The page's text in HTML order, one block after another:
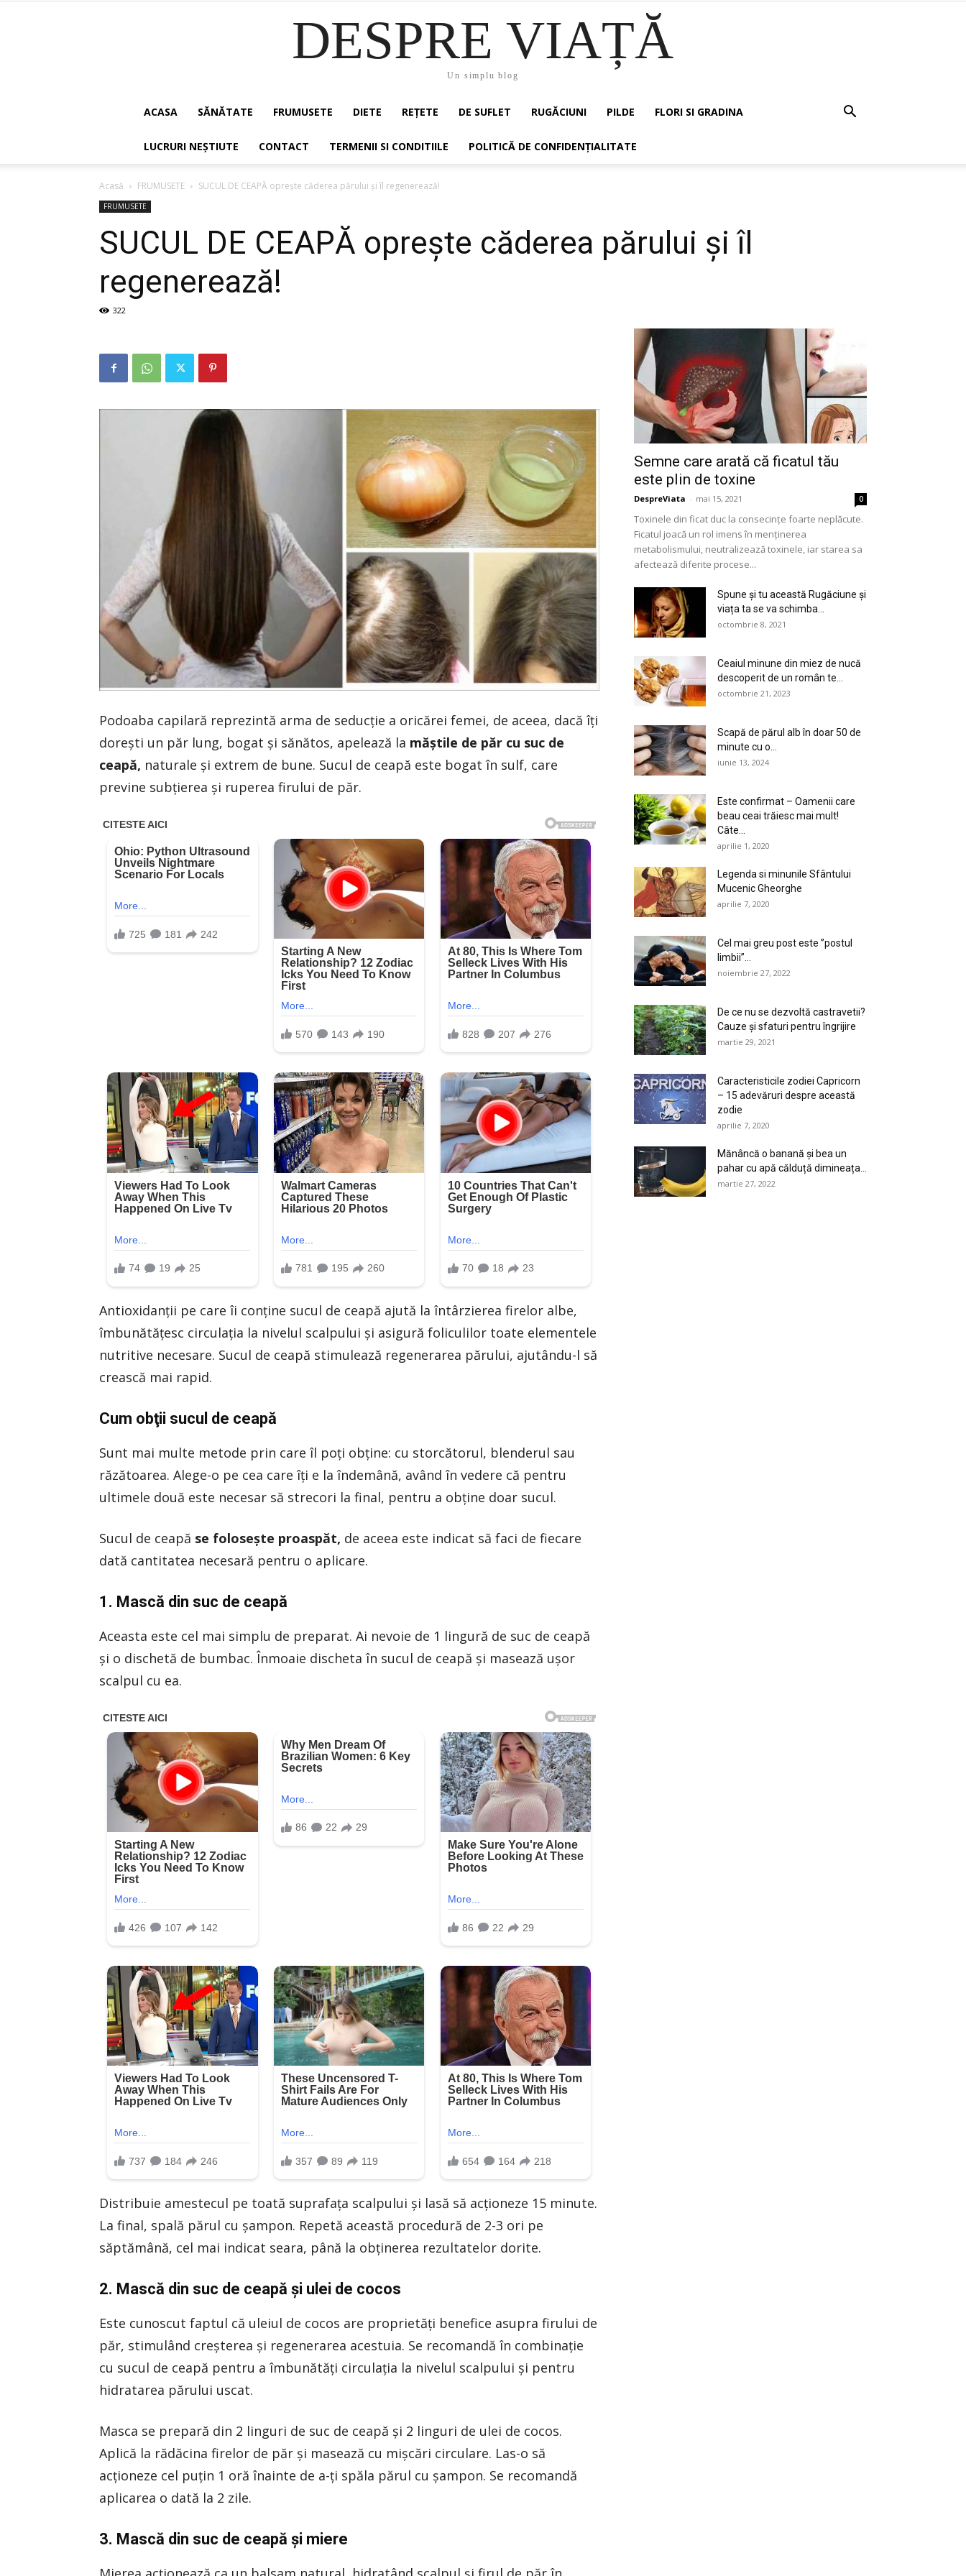
DESPRE VIAȚĂ
Un simplu blog
ACASA SĂNĂTATE FRUMUSETE DIETE REȚETE DE SUFLET RUGĂCIUNI PILDE FLORI SI GRADINA
LUCRURI NEȘTIUTE CONTACT TERMENII SI CONDITIILE POLITICĂ DE CONFIDENȚIALITATE
Acasă FRUMUSETE SUCUL DE CEAPĂ opreşte căderea părului şi îl regenerează!
FRUMUSETE
SUCUL DE CEAPĂ opreşte căderea părului şi îl
regenerează!
322
Podoaba capilară reprezintă arma de seducţie a oricărei femei, de aceea, dacă îţi
doreşti un păr lung, bogat şi sănătos, apelează la măştile de păr cu suc de
ceapă, naturale şi extrem de bune. Sucul de ceapă este bogat în sulf, care
previne subţierea şi ruperea firului de păr.
Antioxidanţii pe care îi conţine sucul de ceapă ajută la întârzierea firelor albe,
îmbunătăţesc circulaţia la nivelul scalpului şi asigură foliculilor toate elementele
nutritive necesare. Sucul de ceapă stimulează regenerarea părului, ajutându-l să
crească mai rapid.
Cum obţii sucul de ceapă
Sunt mai multe metode prin care îl poţi obţine: cu storcătorul, blenderul sau
răzătoarea. Alege-o pe cea care îţi e la îndemână, având în vedere că pentru
ultimele două este necesar să strecori la final, pentru a obţine doar sucul.
Sucul de ceapă se foloseşte proaspăt, de aceea este indicat să faci de fiecare
dată cantitatea necesară pentru o aplicare.
1. Mască din suc de ceapă
Aceasta este cel mai simplu de preparat. Ai nevoie de 1 lingură de suc de ceapă
şi o dischetă de bumbac. Înmoaie discheta în sucul de ceapă şi masează uşor
scalpul cu ea.
Distribuie amestecul pe toată suprafaţa scalpului şi lasă să acţioneze 15 minute.
La final, spală părul cu şampon. Repetă această procedură de 2-3 ori pe
săptămână, cel mai indicat seara, până la obţinerea rezultatelor dorite.
2. Mască din suc de ceapă şi ulei de cocos
Este cunoscut faptul că uleiul de cocos are proprietăţi benefice asupra firului de
păr, stimulând creşterea şi regenerarea acestuia. Se recomandă în combinaţie
cu sucul de ceapă pentru a îmbunătăţi circulaţia la nivelul scalpului şi pentru
hidratarea părului uscat.
Masca se prepară din 2 linguri de suc de ceapă şi 2 linguri de ulei de cocos.
Aplică la rădăcina firelor de păr şi masează cu mişcări circulare. Las-o să
acţioneze cel puţin 1 oră înainte de a-ţi spăla părul cu şampon. Se recomandă
aplicarea o dată la 2 zile.
3. Mască din suc de ceapă şi miere
Semne care arată că ficatul tău
este plin de toxine
DespreViata - mai 15, 2021 0
Toxinele din ficat duc la consecințe foarte neplăcute.
Ficatul joacă un rol imens în menținerea
metabolismului, neutralizează toxinele, iar starea sa
afectează diferite procese...
Spune și tu această Rugăciune și
viața ta se va schimba...
octombrie 8, 2021
Ceaiul minune din miez de nucă
descoperit de un român te...
octombrie 21, 2023
Scapă de părul alb în doar 50 de
minute cu o...
iunie 13, 2024
Este confirmat – Oamenii care
beau ceai trăiesc mai mult!
Câte...
aprilie 1, 2020
Legenda si minunile Sfântului
Mucenic Gheorghe
aprilie 7, 2020
Cel mai greu post este ”postul
limbii”…
noiembrie 27, 2022
De ce nu se dezvoltă castravetii?
Cauze și sfaturi pentru îngrijire
martie 29, 2021
Caracteristicile zodiei Capricorn
– 15 adevăruri despre această
zodie
aprilie 7, 2020
Mănâncă o banană și bea un
pahar cu apă călduță dimineața...
martie 27, 2022